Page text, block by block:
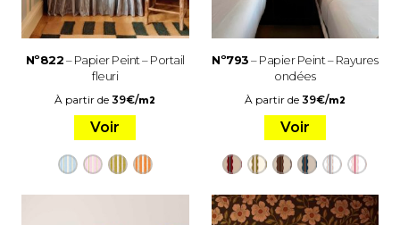
Nº822– Papier Peint – Portail
fleuri
À partir de39€/m2
Voir
Nº793– Papier Peint – Rayures
ondées
À partir de 39€/m2
Voir